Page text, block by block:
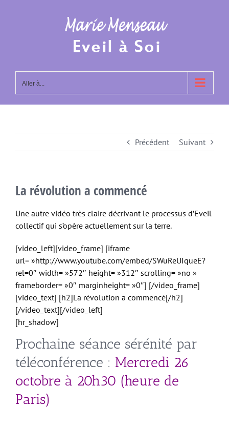
Aller à...
Précédent Suivant
La révolution a commencé
Une autre vidéo très claire décrivant le processus d’Eveil
collectif qui s’opère actuellement sur la terre.
[video_left][video_frame] [iframe
url= »http://www.youtube.com/embed/SWuReUIqueE?
rel=0″ width= »572″ height= »312″ scrolling= »no »
frameborder= »0″ marginheight= »0″] [/video_frame]
[video_text] [h2]La révolution a commencé[/h2]
[/video_text][/video_left]
[hr_shadow]
Prochaine séance sérénité par
téléconférence : Mercredi 26
octobre à 20h30 (heure de
Paris)